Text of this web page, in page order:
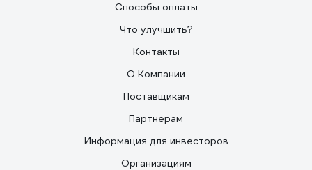
Способы оплаты
Что улучшить?
Контакты
О Компании
Поставщикам
Партнерам
Информация для инвесторов
Организациям